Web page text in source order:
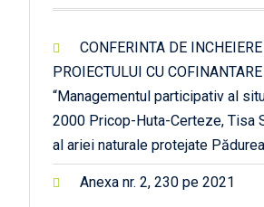
CONFERINTA DE
PROIECTULUI CU
“Managementul participativ al
2000 Pricop-Huta-Certeze, Tisa
al ariei naturale protejate
Anexa nr. 2, 230 pe 2021